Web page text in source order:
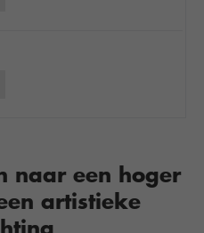
naar een hoger
artistieke